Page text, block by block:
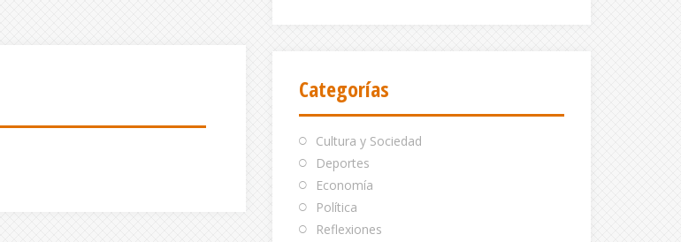
Categorías
Cultura y Sociedad
Deportes
Economía
Política
Reflexiones